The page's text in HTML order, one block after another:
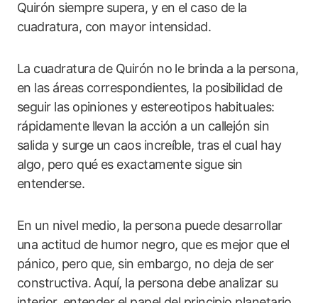
Quirón siempre supera, y en el caso de la
cuadratura, con mayor intensidad.
La cuadratura de Quirón no le brinda a la persona,
en las áreas correspondientes, la posibilidad de
seguir las opiniones y estereotipos habituales:
rápidamente llevan la acción a un callejón sin
salida y surge un caos increíble, tras el cual hay
algo, pero qué es exactamente sigue sin
entenderse.
En un nivel medio, la persona puede desarrollar
una actitud de humor negro, que es mejor que el
pánico, pero que, sin embargo, no deja de ser
constructiva. Aquí, la persona debe analizar su